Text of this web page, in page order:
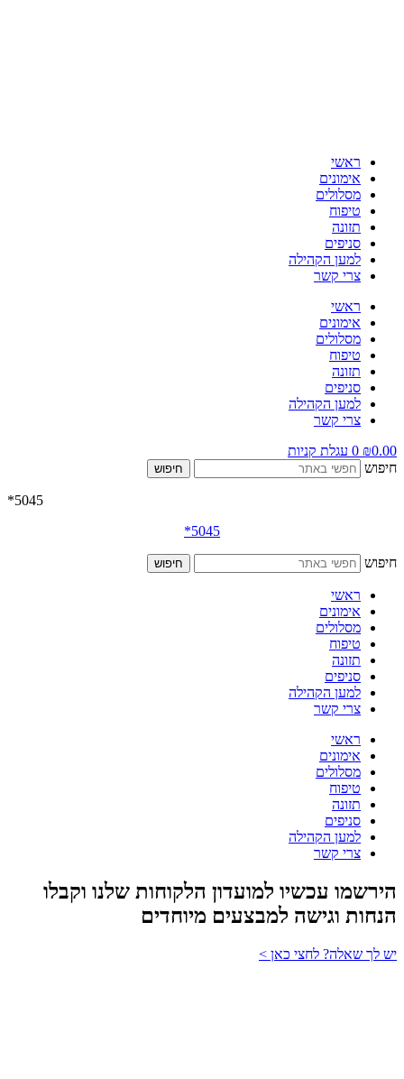
ראשי
אימונים
מסלולים
טיפוח
תזונה
סניפים
למען הקהילה
צרי קשר
ראשי
אימונים
מסלולים
טיפוח
תזונה
סניפים
למען הקהילה
צרי קשר
₪0.00
0 עגלת קניות
חיפוש
חיפוש
5045*
5045
*
חיפוש חיפוש
ראשי
אימונים
מסלולים
טיפוח
תזונה
סניפים
למען הקהילה
צרי קשר
ראשי
אימונים
מסלולים
טיפוח
תזונה
סניפים
למען הקהילה
צרי קשר
הירשמו עכשיו למועדון הלקוחות שלנו וקבלו
הנחות וגישה למבצעים מיוחדים
יש לך שאלה? לחצי כאן >